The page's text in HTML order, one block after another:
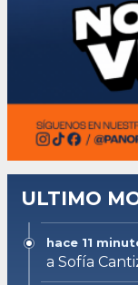
ULTIMO
hace 11
a Sofía